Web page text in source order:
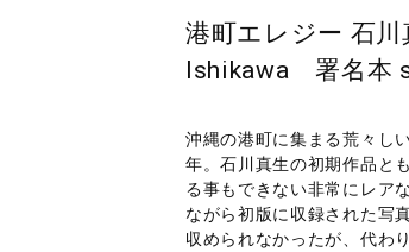
港町エレジー 石川
Ishikawa 署名本
沖縄の港町に集まる荒々し
年。石川真生の初期作品と
る事もできない非常にレア
ながら初版に収録された写
収められなかったが、代わ